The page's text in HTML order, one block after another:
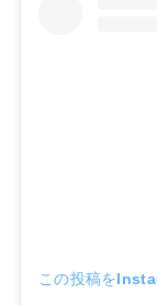
この投稿を